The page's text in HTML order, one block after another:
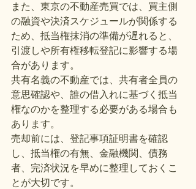
また、東京の不動産売買では、買主側
の融資や決済スケジュールが関係する
ため、抵当権抹消の準備が遅れると、
引渡しや所有権移転登記に影響する場
合があります。
共有名義の不動産では、共有者全員の
意思確認や、誰の借入れに基づく抵当
権なのかを整理する必要がある場合も
あります。
売却前には、登記事項証明書を確認
し、抵当権の有無、金融機関、債務
者、完済状況を早めに整理しておくこ
とが大切です。